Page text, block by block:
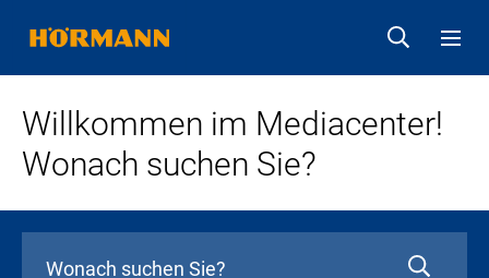
Willkommen im Mediacenter!
Wonach suchen Sie?